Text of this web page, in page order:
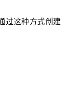
过这种方式创建